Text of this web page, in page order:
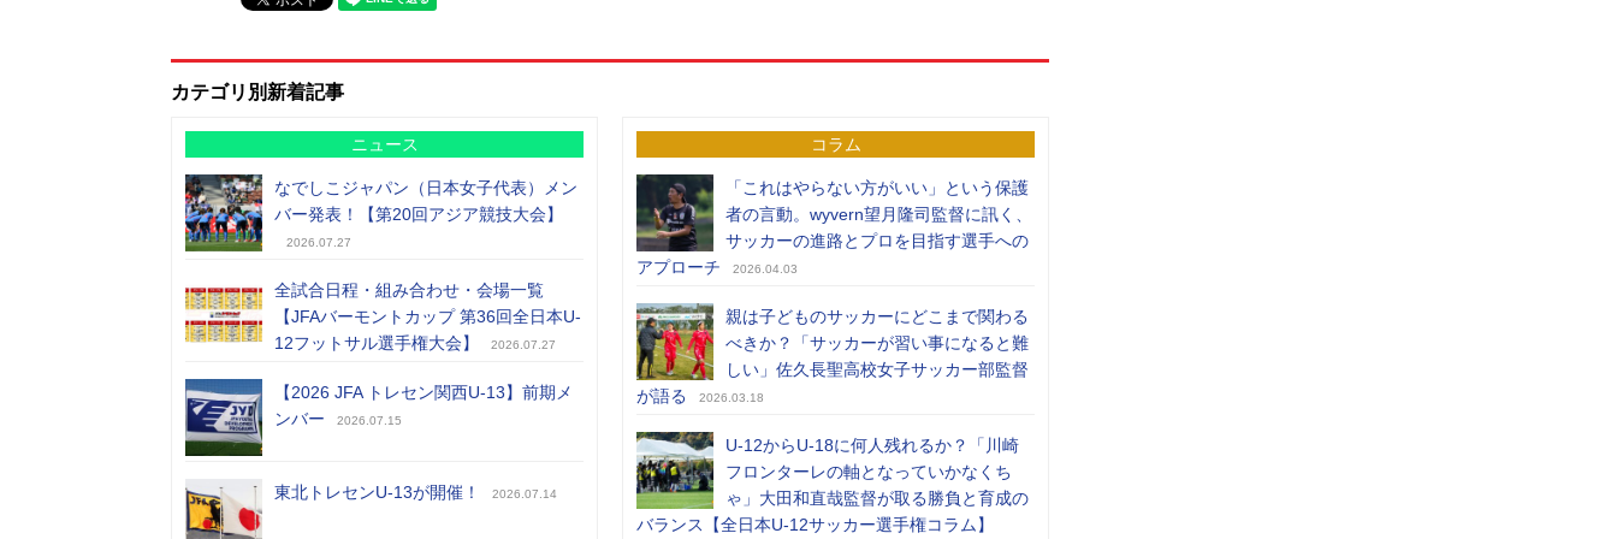
カテゴリ別新着記事
ニュース
なでしこジャパン（日本女子代表）メン
バー発表！【第20回アジア競技大会】
2026.07.27
全試合日程・組み合わせ・会場一覧
【JFAバーモントカップ 第36回全日本U-
12フットサル選手権大会】
2026.07.27
【2026 JFA トレセン関西U-13】前期メ
ンバー
2026.07.15
東北トレセンU-13が開催！ 2026.07.14
コラム
「これはやらない方がいい」という保護
者の言動。wyvern望月隆司監督に訊く、
サッカーの進路とプロを目指す選手への
アプローチ
2026.04.03
親は子どものサッカーにどこまで関わる
べきか？「サッカーが習い事になると難
しい」佐久長聖高校女子サッカー部監督
が語る
2026.03.18
U-12からU-18に何人残れるか？「川崎
フロンターレの軸となっていかなくち
ゃ」大田和直哉監督が取る勝負と育成の
バランス【全日本U-12サッカー選手権コラム】